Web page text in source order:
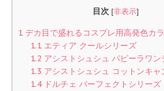
目次 [非表示]
1 デカ目で盛れるコスプレ用高発色カ
1.1 エティア クールシリーズ
1.2 アシストシュシュ パピーラワン
1.3 アシストシュシュ コットンキャ
1.4ドルチェ パーフェクトシリーズ